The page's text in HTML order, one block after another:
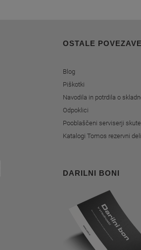
OSTALE POVEZAVE
Blog
Piškotki
Navodila in potrdila o
Odpoklici
Pooblaščeni serviserji
Katalogi Tomos rezervni deli
DARILNI BONI